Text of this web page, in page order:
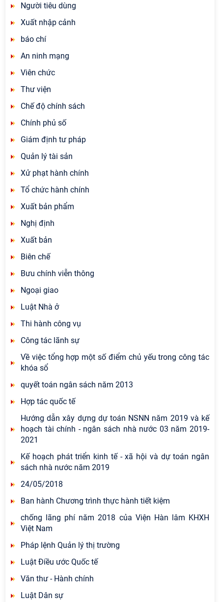
Người tiêu dùng
Xuất nhập cảnh
báo chí
An ninh mạng
Viên chức
Thư viện
Chế độ chính sách
Chính phủ số
Giám định tư pháp
Quản lý tài sản
Xử phạt hành chính
Tổ chức hành chính
Xuất bản phẩm
Nghị định
Xuất bản
Biên chế
Bưu chính viễn thông
Ngoại giao
Luật Nhà ở
Thi hành công vụ
Công tác lãnh sự
Về việc tổng hợp một số điểm chủ yếu trong công tác
khóa sổ
quyết toán ngân sách năm 2013
Hợp tác quốc tế
Hướng dẫn xây dựng dự toán NSNN năm 2019 và kế
hoạch tài chính - ngân sách nhà nước 03 năm 2019-
2021
Kế hoạch phát triển kinh tế - xã hội và dự toán ngân
sách nhà nước năm 2019
24/05/2018
Ban hành Chương trình thực hành tiết kiệm
chống lãng phí năm 2018 của Viện Hàn lâm KHXH
Việt Nam
Pháp lệnh Quản lý thị trường
Luật Điều ước Quốc tế
Văn thư - Hành chính
Luật Dân sự